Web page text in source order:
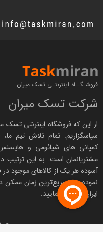
فروشـگــاه اینترنتـی تسک میران
شرکت تسک میران
از این که فروشگاه اینترنتیتسک
سپاسگزاریم. تمام تلاش تیم
کمپانی های شیائومی و
مشتریانمان است. به این ترتیب
آسوده هر یک از کالاهای موجود در
نموده و درسریع‌ترین زمان ممکن
ایران دریافت نمایید.